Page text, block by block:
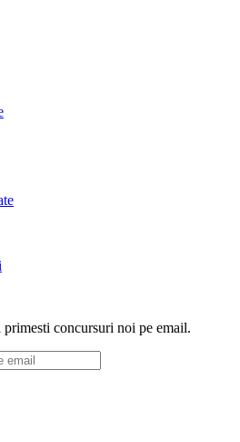
concursuri noi pe email.